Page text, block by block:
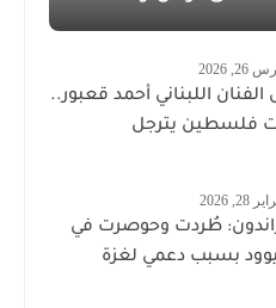
2026
الفنان اللبناني أحمد قعبور..
فلسطين يترجل
2026
طُردت وحوصرت في
بسبب دعمي لغزة